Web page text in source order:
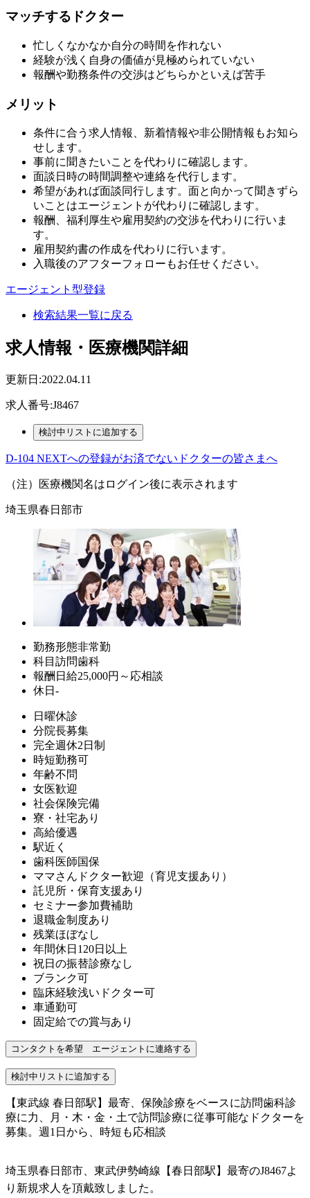
マッチするドクター
忙しくなかなか自分の時間を作れない
経験が浅く自身の価値が見極められていない
報酬や勤務条件の交渉はどちらかといえば苦手
メリット
条件に合う求人情報、新着情報や非公開情報もお知ら
せします。
事前に聞きたいことを代わりに確認します。
面談日時の時間調整や連絡を代行します。
希望があれば面談同行します。面と向かって聞きずら
いことはエージェントが代わりに確認します。
報酬、福利厚生や雇用契約の交渉を代わりに行いま
す。
雇用契約書の作成を代わりに行います。
入職後のアフターフォローもお任せください。
エージェント型登録
検索結果一覧に戻る
求人情報・医療機関詳細
更新日:2022.04.11
求人番号:J8467
D-104 NEXTへの登録がお済でないドクターの皆さまへ
（注）医療機関名はログイン後に表示されます
埼玉県春日部市
勤務形態非常勤
科目 訪問歯科
報酬 日給25,000円～応相談
休日 -
日曜休診
分院長募集
完全週休2日制
時短勤務可
年齢不問
女医歓迎
社会保険完備
寮・社宅あり
高給優遇
駅近く
歯科医師国保
ママさんドクター歓迎（育児支援あり）
託児所・保育支援あり
セミナー参加費補助
退職金制度あり
残業ほぼなし
年間休日120日以上
祝日の振替診療なし
ブランク可
臨床経験浅いドクター可
車通勤可
固定給での賞与あり
【東武線 春日部駅】最寄、保険診療をベースに訪問歯科診
療に力、月・木・金・土で訪問診療に従事可能なドクターを
募集。週1日から、時短も応相談
埼玉県春日部市、東武伊勢崎線【春日部駅】最寄のJ8467よ
り新規求人を頂戴致しました。